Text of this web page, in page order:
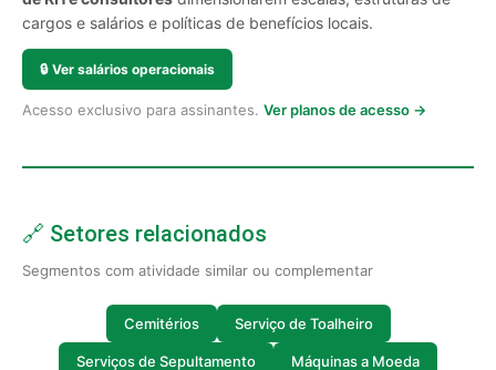
cargos e salários e políticas de benefícios locais.
🔒 Ver salários operacionais
Acesso exclusivo para assinantes. Ver planos de acesso →
🔗 Setores relacionados
Segmentos com atividade similar ou complementar
Cemitérios Serviço de Toalheiro
Serviços de Sepultamento Máquinas a Moeda